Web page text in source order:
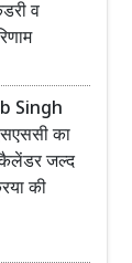
व
Singh
का
कैलेंडर जल्द
की